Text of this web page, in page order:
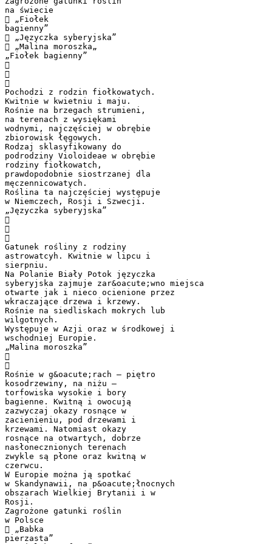
na świecie
 „Fiołek
bagienny”
 „Języczka syberyjska”
 „Malina moroszka„
„Fiołek bagienny”



Pochodzi z rodzin fiołkowatych.
Kwitnie w kwietniu i maju.
Rośnie na brzegach strumieni,
na terenach z wysiękami
wodnymi, najczęściej w obrębie
zbiorowisk łęgowych.
Rodzaj sklasyfikowany do
podrodziny Violoideae w obrębie
rodziny fiołkowatch,
prawdopodobnie siostrzanej dla
męczennicowatych.
Roślina ta najczęściej występuje
w Niemczech, Rosji i Szwecji.
„Języczka syberyjska”



Gatunek rośliny z rodziny
astrowatcyh. Kwitnie w lipcu i
sierpniu.
Na Polanie Biały Potok języczka
syberyjska zajmuje zar&oacute;wno miejsca
otwarte jak i nieco ocienione przez
wkraczające drzewa i krzewy.
Rośnie na siedliskach mokrych lub
wilgotnych.
Występuje w Azji oraz w środkowej i
wschodniej Europie.
„Malina moroszka”


Rośnie w g&oacute;rach – piętro
kosodrzewiny, na niżu –
torfowiska wysokie i bory
bagienne. Kwitną i owocują
zazwyczaj okazy rosnące w
zacienieniu, pod drzewami i
krzewami. Natomiast okazy
rosnące na otwartych, dobrze
nasłonecznionych terenach
zwykle są płone oraz kwitną w
czerwcu.
W Europie można ją spotkać
w Skandynawii, na p&oacute;łnocnych
obszarach Wielkiej Brytanii i w
Rosji.
Zagrożone gatunki roślin
w Polsce
 „Babka
pierzasta”